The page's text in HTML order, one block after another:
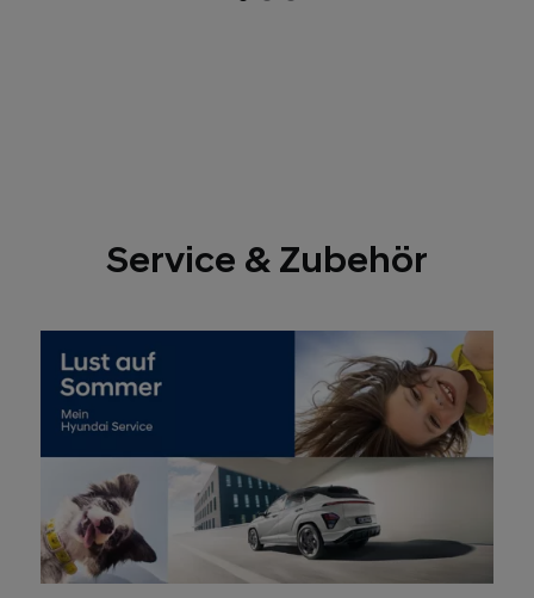
Perfekt gerüstet mit saisonalen
Angeboten
Damit du und dein Hyundai unbeschwert in die neue